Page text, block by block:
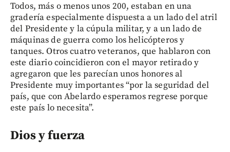
Todos, más o menos unos 200, estaban en una
gradería especialmente dispuesta a un lado del atril
del Presidente y la cúpula militar, y a un lado de
máquinas de guerra como los helicópteros y
tanques. Otros cuatro veteranos, que hablaron con
este diario coincidieron con el mayor retirado y
agregaron que les parecían unos honores al
Presidente muy importantes “por la seguridad del
país, que con Abelardo esperamos regrese porque
este país lo necesita”.
Dios y fuerza